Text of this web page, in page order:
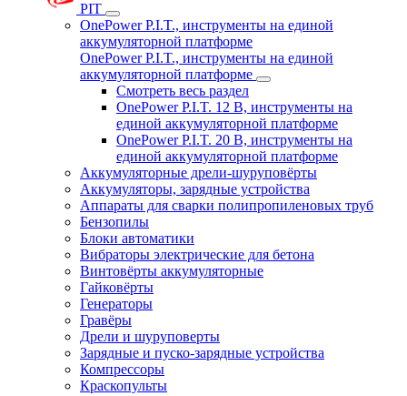
PIT
OnePower P.I.T., инструменты на единой
аккумуляторной платформе
OnePower P.I.T., инструменты на единой
аккумуляторной платформе
Смотреть весь раздел
OnePower P.I.T. 12 В, инструменты на
единой аккумуляторной платформе
OnePower P.I.T. 20 В, инструменты на
единой аккумуляторной платформе
Аккумуляторные дрели-шуруповёрты
Аккумуляторы, зарядные устройства
Аппараты для сварки полипропиленовых труб
Бензопилы
Блоки автоматики
Вибраторы электрические для бетона
Винтовёрты аккумуляторные
Гайковёрты
Генераторы
Гравёры
Дрели и шуруповерты
Зарядные и пуско-зарядные устройства
Компрессоры
Краскопульты